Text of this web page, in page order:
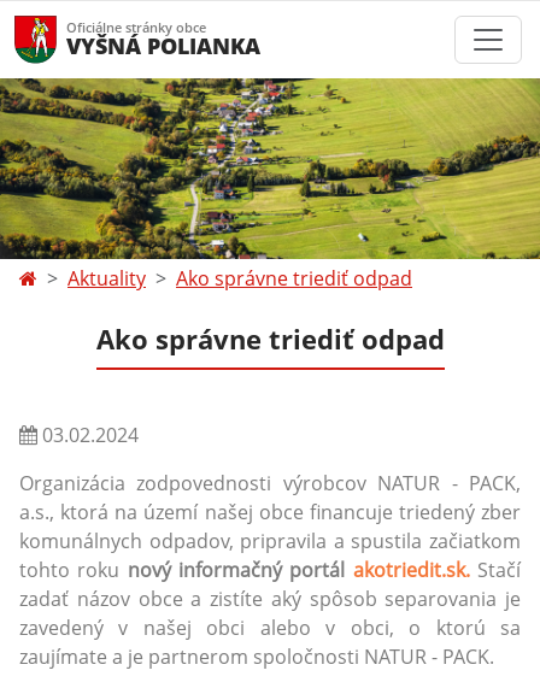
Oficiálne stránky obce
VYŠNÁ POLIANKA
Aktuality Ako správne triediť odpad
Ako správne triediť odpad
03.02.2024
Organizácia zodpovednosti výrobcov NATUR - PACK,
a.s., ktorá na území našej obce financuje triedený zber
komunálnych odpadov, pripravila a spustila začiatkom
tohto roku nový informačný portál akotriedit.sk.Stačí
zadať názov obce a zistíte aký spôsob separovania je
zavedený v našej obci alebo v obci, o ktorú sa
zaujímate a je partnerom spoločnosti NATUR - PACK.